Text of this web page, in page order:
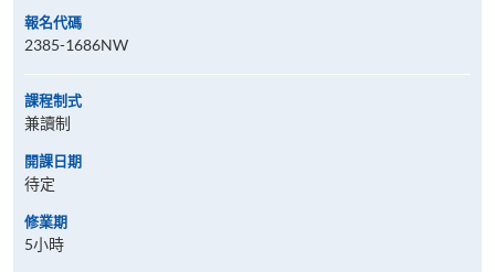
報名代碼
2385-1686NW
課程制式
兼讀制
開課日期
待定
修業期
5小時